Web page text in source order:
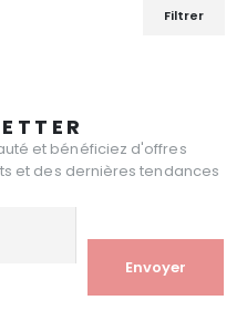
Filtrer
et bénéficiez d'offres
et des dernières tendances